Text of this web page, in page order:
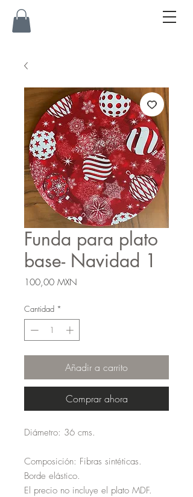
Funda para plato
base- Navidad 1
100,00 MXN
Cantidad *
Añadir a carrito
Comprar ahora
Diámetro: 36 cms.
Composición: Fibras sintéticas.
Borde elástico.
El precio no incluye el plato MDF.